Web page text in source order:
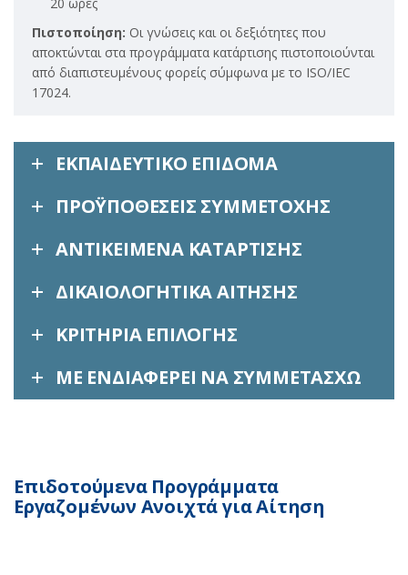
20 ώρες
Πιστοποίηση: Οι γνώσεις και οι δεξιότητες που
αποκτώνται στα προγράμματα κατάρτισης πιστοποιούνται
από διαπιστευμένους φορείς σύμφωνα με το ISO/IEC
17024.
ΕΚΠΑΙΔΕΥΤΙΚΌ ΕΠΊΔΟΜΑ
ΠΡΟΫΠΟΘΈΣΕΙΣ ΣΥΜΜΕΤΟΧΉΣ
ΑΝΤΙΚΕΊΜΕΝΑ ΚΑΤΆΡΤΙΣΗΣ
ΔΙΚΑΙΟΛΟΓΗΤΙΚΆ ΑΊΤΗΣΗΣ
ΚΡΙΤΉΡΙΑ ΕΠΙΛΟΓΉΣ
ΜΕ ΕΝΔΙΑΦΈΡΕΙ ΝΑ ΣΥΜΜΕΤΆΣΧΩ
Επιδοτούμενα Προγράμματα
Εργαζομένων Ανοιχτά για Αίτηση